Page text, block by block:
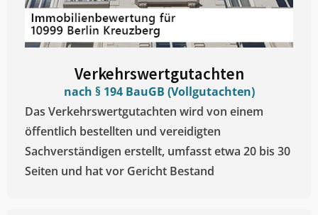
Verkehrswertgutachten
nach § 194 BauGB (Vollgutachten)
Das Verkehrswertgutachten wird von einem
öffentlich bestellten und vereidigten
Sachverständigen erstellt, umfasst etwa 20 bis 30
Seiten und hat vor Gericht Bestand